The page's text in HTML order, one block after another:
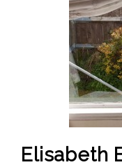
Elisabeth